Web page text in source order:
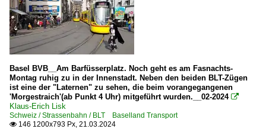
Basel BVB__Am Barfüsserplatz. Noch geht es am Fasnachts-
Montag ruhig zu in der Innenstadt. Neben den beiden BLT-Zügen
ist eine der "Laternen" zu sehen, die beim vorangegangenen
'Morgestraich'(ab Punkt 4 Uhr) mitgeführt wurden.__02-2024 
Klaus-Erich Lisk
Schweiz / Strassenbahn / BLT Baselland Transport
 146 1200x793 Px, 21.03.2024